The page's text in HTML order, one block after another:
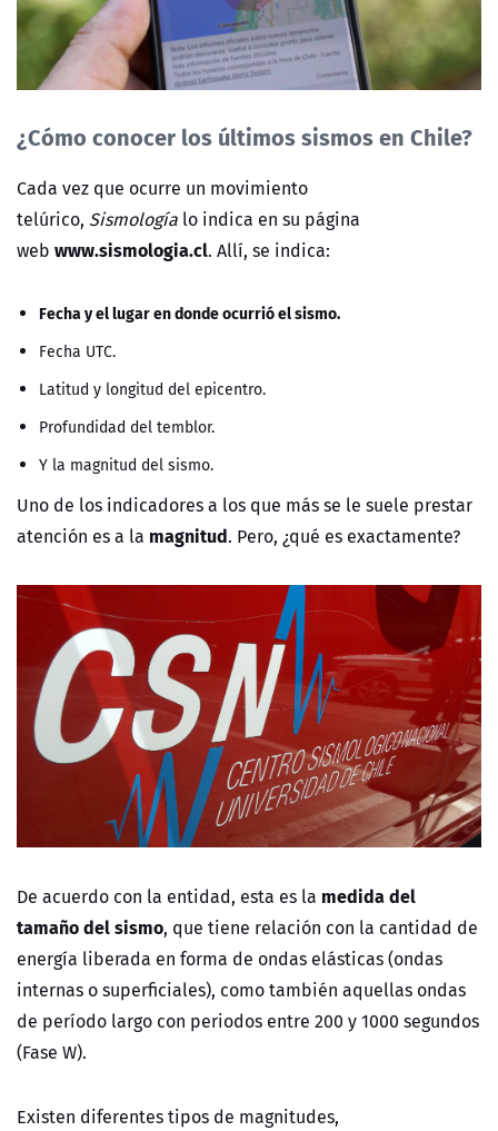
¿Cómo conocer los últimos sismos en Chile?
Cada vez que ocurre un movimiento
telúrico, Sismología lo indica en su página
web www.sismologia.cl. Allí, se indica:
Fecha y el lugar en donde ocurrió el sismo.
Fecha UTC.
Latitud y longitud del epicentro.
Profundidad del temblor.
Y la magnitud del sismo.
Uno de los indicadores a los que más se le suele prestar
atención es a la magnitud. Pero, ¿qué es exactamente?
De acuerdo con la entidad, esta es la medida del
tamaño del sismo, que tiene relación con la cantidad de
energía liberada en forma de ondas elásticas (ondas
internas o superficiales), como también aquellas ondas
de período largo con periodos entre 200 y 1000 segundos
(Fase W).
Existen diferentes tipos de magnitudes,